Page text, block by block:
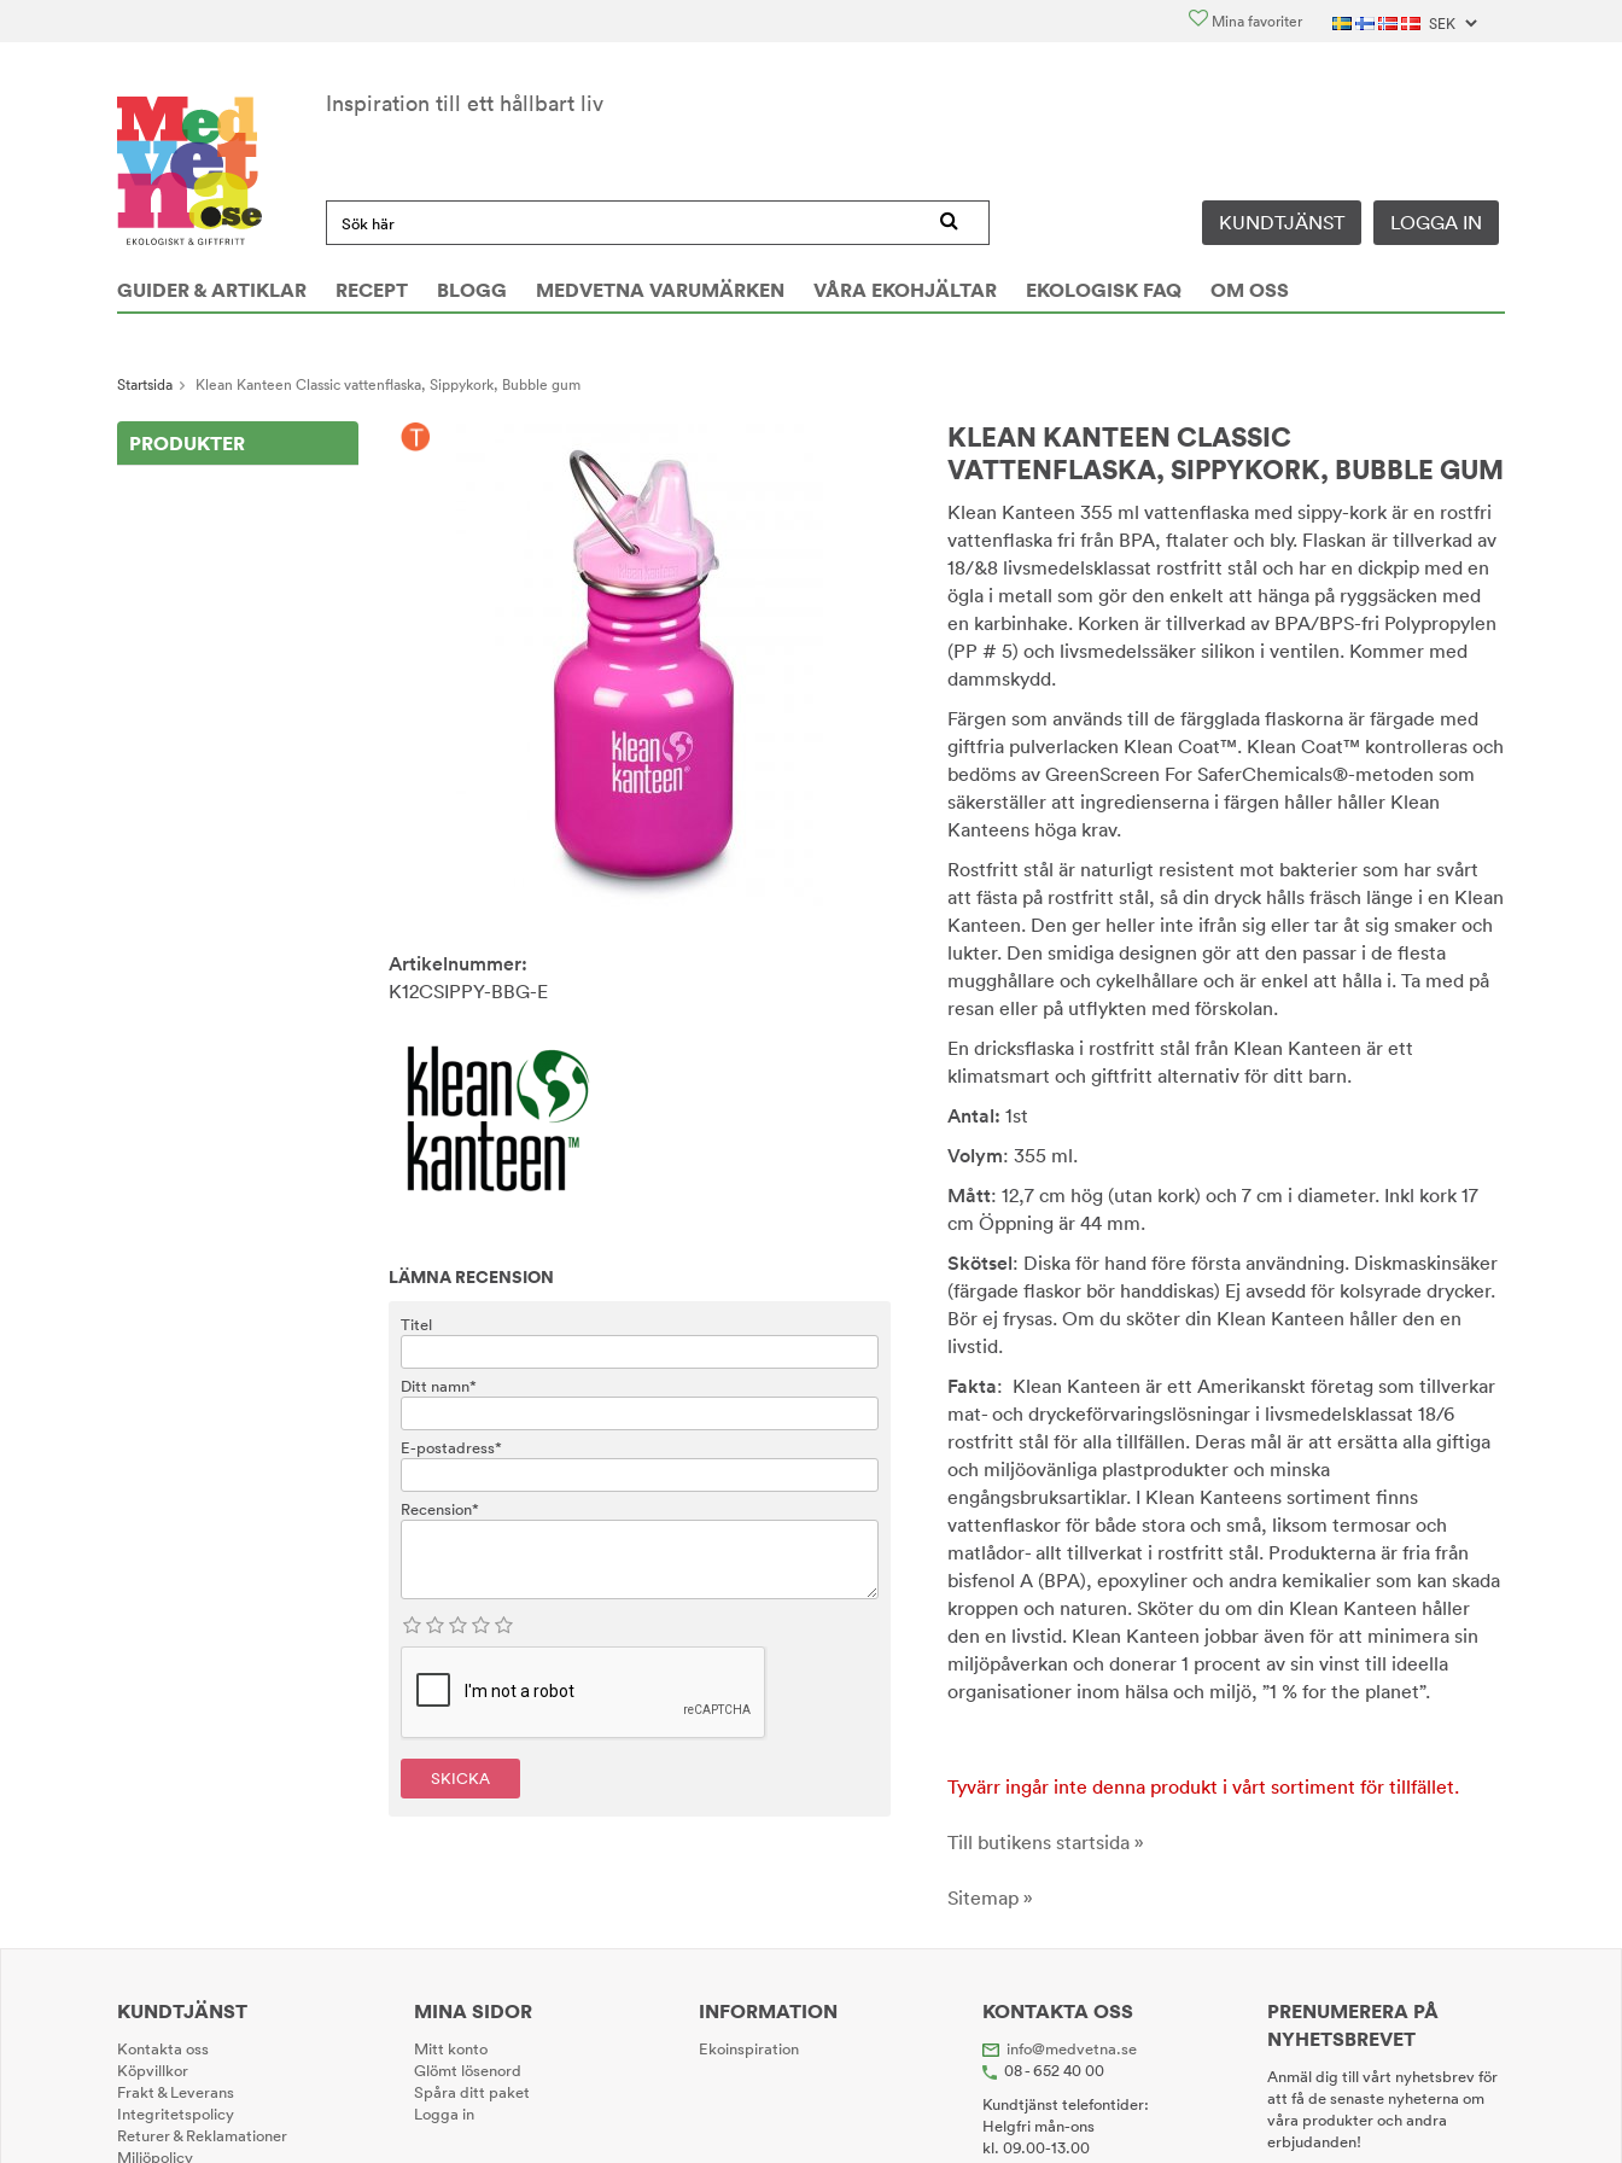
Mina favoriter
Inspiration till ett hållbart liv
KUNDTJÄNST LOGGA IN
GUIDER & ARTIKLAR RECEPT BLOGG MEDVETNA VARUMÄRKEN VÅRA EKOHJÄLTAR EKOLOGISK FAQ OM OSS
Startsida Klean Kanteen Classic vattenflaska, Sippykork, Bubble gum
PRODUKTER
KLEAN KANTEEN CLASSIC
VATTENFLASKA, SIPPYKORK, BUBBLE GUM
Klean Kanteen 355 ml vattenflaska med sippy-kork är en rostfri
vattenflaska fri från BPA, ftalater och bly. Flaskan är tillverkad av
18/&8 livsmedelsklassat rostfritt stål och har en dickpip med en
ögla i metall som gör den enkelt att hänga på ryggsäcken med
en karbinhake. Korken är tillverkad av BPA/BPS-fri Polypropylen
(PP # 5) och livsmedelssäker silikon i ventilen. Kommer med
dammskydd.
Färgen som används till de färgglada flaskorna är färgade med
giftfria pulverlacken Klean Coat™. Klean Coat™ kontrolleras och
bedöms av GreenScreen For SaferChemicals®-metoden som
säkerställer att ingredienserna i färgen håller håller Klean
Kanteens höga krav.
Rostfritt stål är naturligt resistent mot bakterier som har svårt
att fästa på rostfritt stål, så din dryck hålls fräsch länge i en Klean
Kanteen. Den ger heller inte ifrån sig eller tar åt sig smaker och
lukter. Den smidiga designen gör att den passar i de flesta
mugghållare och cykelhållare och är enkel att hålla i. Ta med på
resan eller på utflykten med förskolan.
En dricksflaska i rostfritt stål från Klean Kanteen är ett
klimatsmart och giftfritt alternativ för ditt barn.
Antal: 1st
Volym: 355 ml.
Mått: 12,7 cm hög (utan kork) och 7 cm i diameter. Inkl kork 17
cm Öppning är 44 mm.
Skötsel: Diska för hand före första användning. Diskmaskinsäker
(färgade flaskor bör handdiskas) Ej avsedd för kolsyrade drycker.
Bör ej frysas. Om du sköter din Klean Kanteen håller den en
livstid.
Fakta: Klean Kanteen är ett Amerikanskt företag som tillverkar
mat- och dryckeförvaringslösningar i livsmedelsklassat 18/6
rostfritt stål för alla tillfällen. Deras mål är att ersätta alla giftiga
och miljöovänliga plastprodukter och minska
engångsbruksartiklar. I Klean Kanteens sortiment finns
vattenflaskor för både stora och små, liksom termosar och
matlådor- allt tillverkat i rostfritt stål. Produkterna är fria från
bisfenol A (BPA), epoxyliner och andra kemikalier som kan skada
kroppen och naturen. Sköter du om din Klean Kanteen håller
den en livstid. Klean Kanteen jobbar även för att minimera sin
miljöpåverkan och donerar 1 procent av sin vinst till ideella
organisationer inom hälsa och miljö, ”1 % for the planet”.
Tyvärr ingår inte denna produkt i vårt sortiment för tillfället.
Till butikens startsida »
Sitemap »
Artikelnummer:
K12CSIPPY-BBG-E
LÄMNA RECENSION
Titel
Ditt namn*
E-postadress*
Recension*
SKICKA
KUNDTJÄNST
Kontakta oss
Köpvillkor
Frakt & Leverans
Integritetspolicy
Returer & Reklamationer
Miljöpolicy
MINA SIDOR
Mitt konto
Glömt lösenord
Spåra ditt paket
Logga in
INFORMATION
Ekoinspiration
KONTAKTA OSS
info@medvetna.se
08 - 652 40 00
Kundtjänst telefontider:
Helgfri mån-ons
kl. 09.00-13.00
PRENUMERERA PÅ
NYHETSBREVET
Anmäl dig till vårt nyhetsbrev för
att få de senaste nyheterna om
våra produkter och andra
erbjudanden!